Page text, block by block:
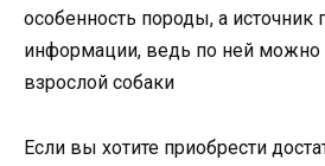
особенность породы, а источник
информации, ведь по ней можно
взрослой собаки
Если вы хотите приобрести